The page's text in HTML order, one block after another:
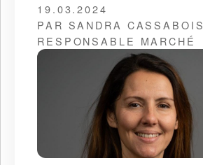
19.03.2024
PAR SANDRA CASSABOIS
RESPONSABLE MARCHÉ